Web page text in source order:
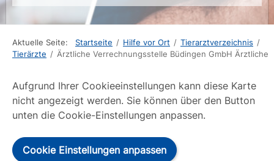
Aktuelle Seite: Startseite / Hilfe vor Ort / Tierarztverzeichnis /
Tierärzte / Ärztliche Verrechnungsstelle Büdingen GmbH Ärztliche
Aufgrund Ihrer Cookieeinstellungen kann diese Karte
nicht angezeigt werden. Sie können über den Button
unten die Cookie-Einstellungen anpassen.
Cookie Einstellungen anpassen